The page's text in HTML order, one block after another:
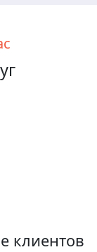
клиентов